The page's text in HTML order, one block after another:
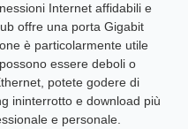
Internet affidabili e
offre una porta Gigabit
è particolarmente utile
essere deboli o
potete godere di
ininterrotto e download più
e personale.